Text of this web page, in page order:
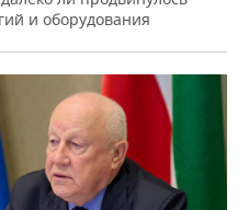
и оборудования